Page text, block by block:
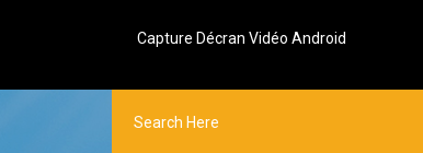
Capture Décran Vidéo Android